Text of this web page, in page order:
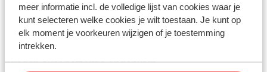
meer informatie incl. de volledige lijst van cookies waar je
kunt selecteren welke cookies je wilt toestaan. Je kunt op
elk moment je voorkeuren wijzigen of je toestemming
intrekken.
Vragen over hetzelfde onderwerp